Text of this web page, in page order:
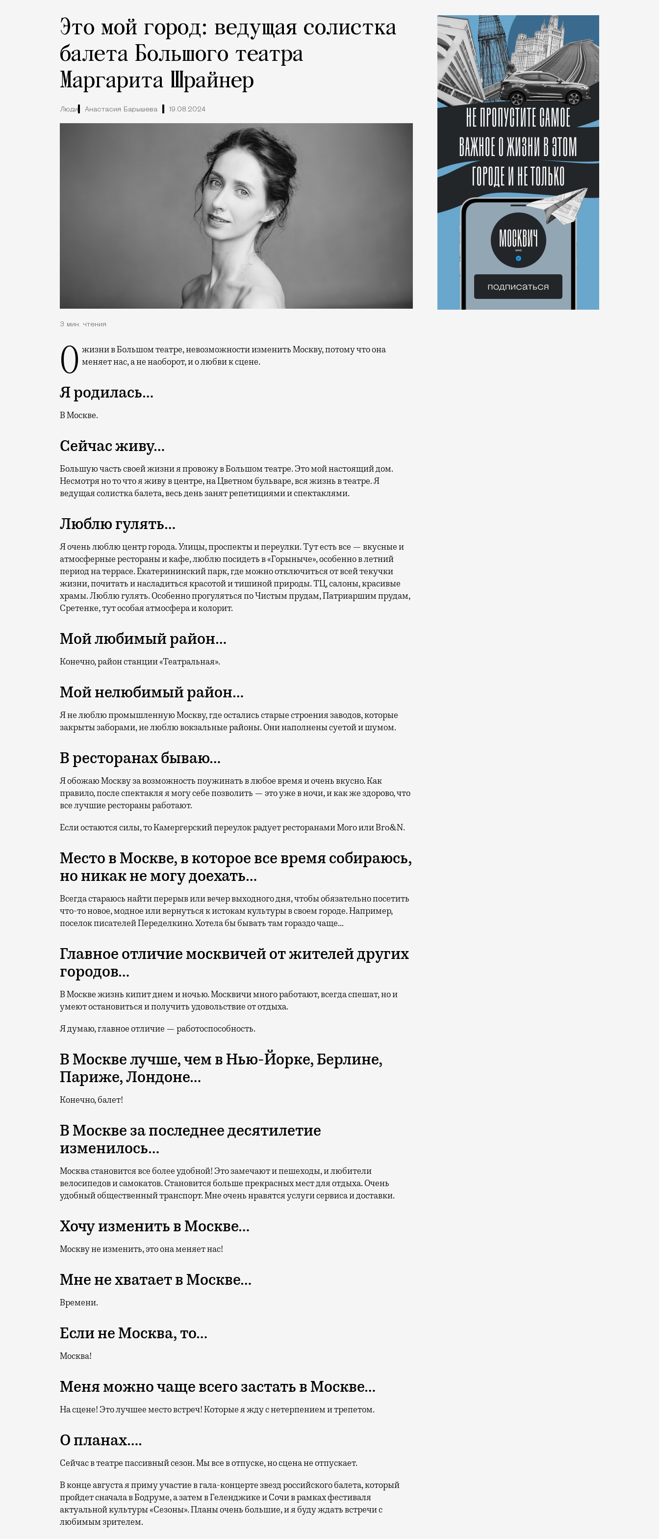
Это мой город: ведущая солистка
балета Большого театра
Маргарита Шрайнер
Люди Анастасия Барышева 19.08.2024
3 мин. чтения
О жизни в Большом театре, невозможности изменить Москву, потому что она меняет нас, а не наоборот, и о любви к сцене.
Я родилась…
В Москве.
Сейчас живу…
Большую часть своей жизни я провожу в Большом театре. Это мой настоящий дом.
Несмотря но то что я живу в центре, на Цветном бульваре, вся жизнь в театре. Я
ведущая солистка балета, весь день занят репетициями и спектаклями.
Люблю гулять…
Я очень люблю центр города. Улицы, проспекты и переулки. Тут есть все — вкусные и
атмосферные рестораны и кафе, люблю посидеть в «Горыныче», особенно в летний
период на террасе. Екатерининский парк, где можно отключиться от всей текучки
жизни, почитать и насладиться красотой и тишиной природы. ТЦ, салоны, красивые
храмы. Люблю гулять. Особенно прогуляться по Чистым прудам, Патриаршим прудам,
Сретенке, тут особая атмосфера и колорит.
Мой любимый район…
Конечно, район станции «Театральная».
Мой нелюбимый район…
Я не люблю промышленную Москву, где остались старые строения заводов, которые
закрыты заборами, не люблю вокзальные районы. Они наполнены суетой и шумом.
В ресторанах бываю…
Я обожаю Москву за возможность поужинать в любое время и очень вкусно. Как
правило, после спектакля я могу себе позволить — это уже в ночи, и как же здорово, что
все лучшие рестораны работают.
Если остаются силы, то Камергерский переулок радует ресторанами Moro или Bro&N.
Место в Москве, в которое все время собираюсь,
но никак не могу доехать…
Всегда стараюсь найти перерыв или вечер выходного дня, чтобы обязательно посетить
что-то новое, модное или вернуться к истокам культуры в своем городе. Например,
поселок писателей Переделкино. Хотела бы бывать там гораздо чаще…
Главное отличие москвичей от жителей других
городов…
В Москве жизнь кипит днем и ночью. Москвичи много работают, всегда спешат, но и
умеют остановиться и получить удовольствие от отдыха.
Я думаю, главное отличие — работоспособность.
В Москве лучше, чем в Нью-Йорке, Берлине,
Париже, Лондоне…
Конечно, балет!
В Москве за последнее десятилетие
изменилось…
Москва становится все более удобной! Это замечают и пешеходы, и любители
велосипедов и самокатов. Становится больше прекрасных мест для отдыха. Очень
удобный общественный транспорт. Мне очень нравятся услуги сервиса и доставки.
Хочу изменить в Москве…
Москву не изменить, это она меняет нас!
Мне не хватает в Москве…
Времени.
Если не Москва, то…
Москва!
Меня можно чаще всего застать в Москве…
На сцене! Это лучшее место встреч! Которые я жду с нетерпением и трепетом.
О планах….
Сейчас в театре пассивный сезон. Мы все в отпуске, но сцена не отпускает.
В конце августа я приму участие в гала-концерте звезд российского балета, который
пройдет сначала в Бодруме, а затем в Геленджике и Сочи в рамках фестиваля
актуальной культуры «Сезоны». Планы очень большие, и я буду ждать встречи с
любимым зрителем.